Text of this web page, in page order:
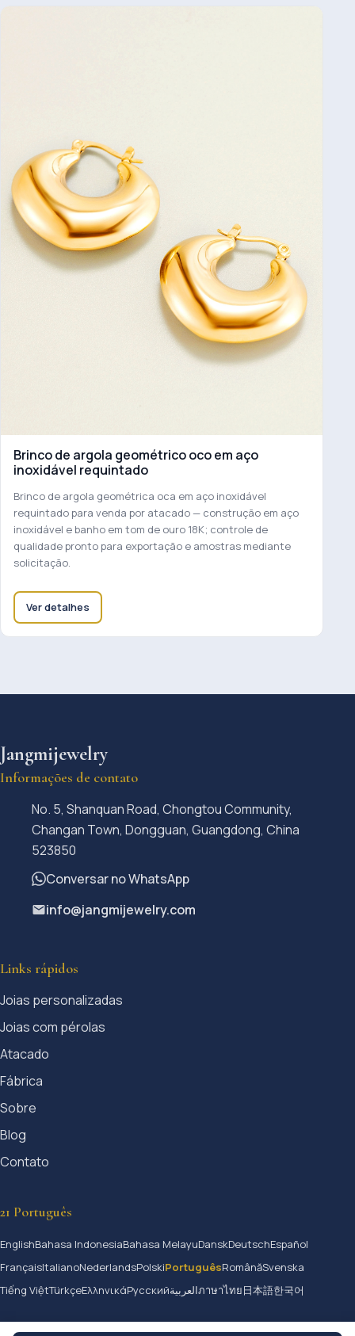
Brinco de argola geométrico oco em aço
inoxidável requintado
Brinco de argola geométrica oca em aço inoxidável
requintado para venda por atacado — construção em aço
inoxidável e banho em tom de ouro 18K; controle de
qualidade pronto para exportação e amostras mediante
solicitação.
Ver detalhes
Jangmijewelry
Informações de contato
No. 5, Shanquan Road, Chongtou Community,
Changan Town, Dongguan, Guangdong, China
523850
Conversar no WhatsApp
info@jangmijewelry.com
Links rápidos
Joias personalizadas
Joias com pérolas
Atacado
Fábrica
Sobre
Blog
Contato
21 Português
EnglishBahasa IndonesiaBahasa MelayuDanskDeutschEspañol
FrançaisItalianoNederlandsPolskiPortuguêsRomânăSvenska
Tiếng ViệtTürkçeΕλληνικάРусскийالعربيةภาษาไทย日本語한국어